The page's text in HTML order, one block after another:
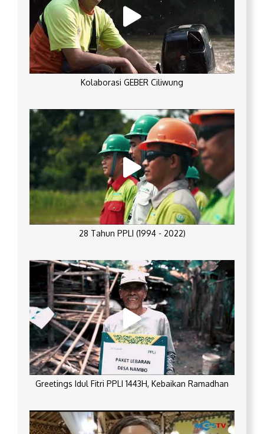
Kolaborasi GEBER Ciliwung
28 Tahun PPLI (1994 - 2022)
Greetings Idul Fitri PPLI 1443H, Kebaikan Ramadhan